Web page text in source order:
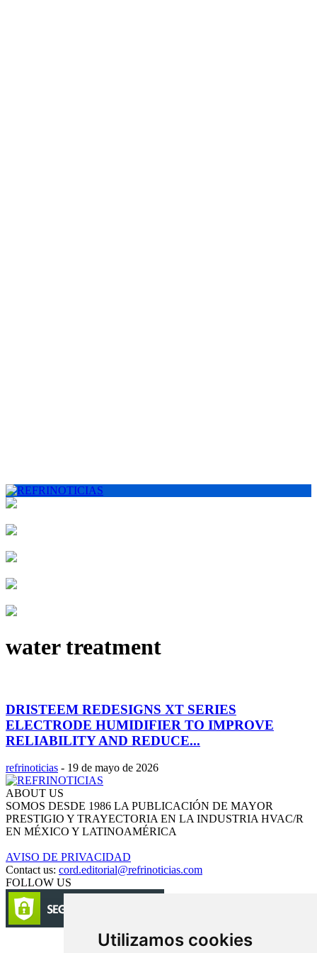
Utilizamos cookies
water treatment
DRISTEEM REDESIGNS XT SERIES
ELECTRODE HUMIDIFIER TO IMPROVE
RELIABILITY AND REDUCE...
refrinoticias - 19 de mayo de 2026
ABOUT US
SOMOS DESDE 1986 LA PUBLICACIÓN DE MAYOR
PRESTIGIO Y TRAYECTORIA EN LA INDUSTRIA HVAC/R
EN MÉXICO Y LATINOAMÉRICA
AVISO DE PRIVACIDAD
Contact us: cord.editorial@refrinoticias.com
FOLLOW US
Circulación certificada